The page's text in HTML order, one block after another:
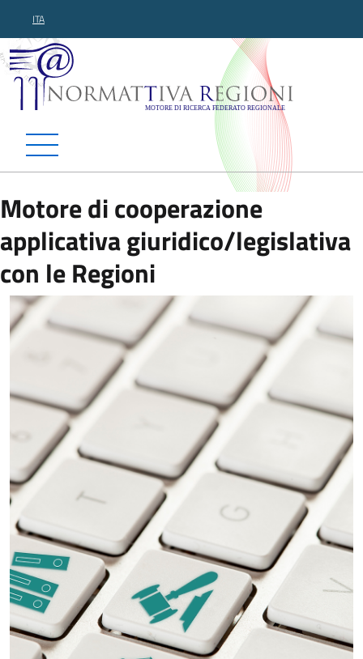
ITA
Normattiva Regioni -
Motore di cooperazione
applicativa giuridico/legislativa
con le Regioni